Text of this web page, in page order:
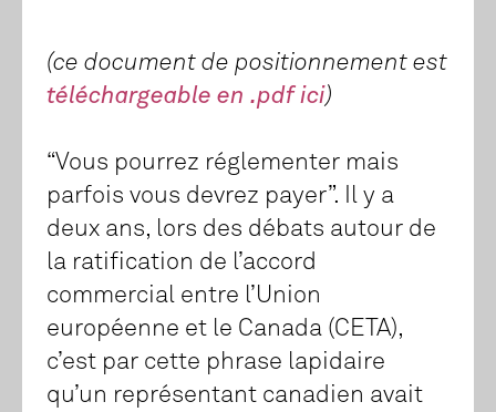
(ce document de positionnement est
téléchargeable en .pdf ici)
“Vous pourrez réglementer mais
parfois vous devrez payer”. Il y a
deux ans, lors des débats autour de
la ratification de l’accord
commercial entre l’Union
européenne et le Canada (CETA),
c’est par cette phrase lapidaire
qu’un représentant canadien avait